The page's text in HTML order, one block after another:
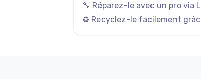
🔧 Réparez-le avec un pro via
♻️ Recyclez-le facilement